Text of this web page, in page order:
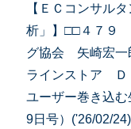
【ＥＣコンサル
析」】□□４７９
グ協会 矢崎宏
ラインストア Ｄ
ユーザー巻き込
9日号）('26/02/24)